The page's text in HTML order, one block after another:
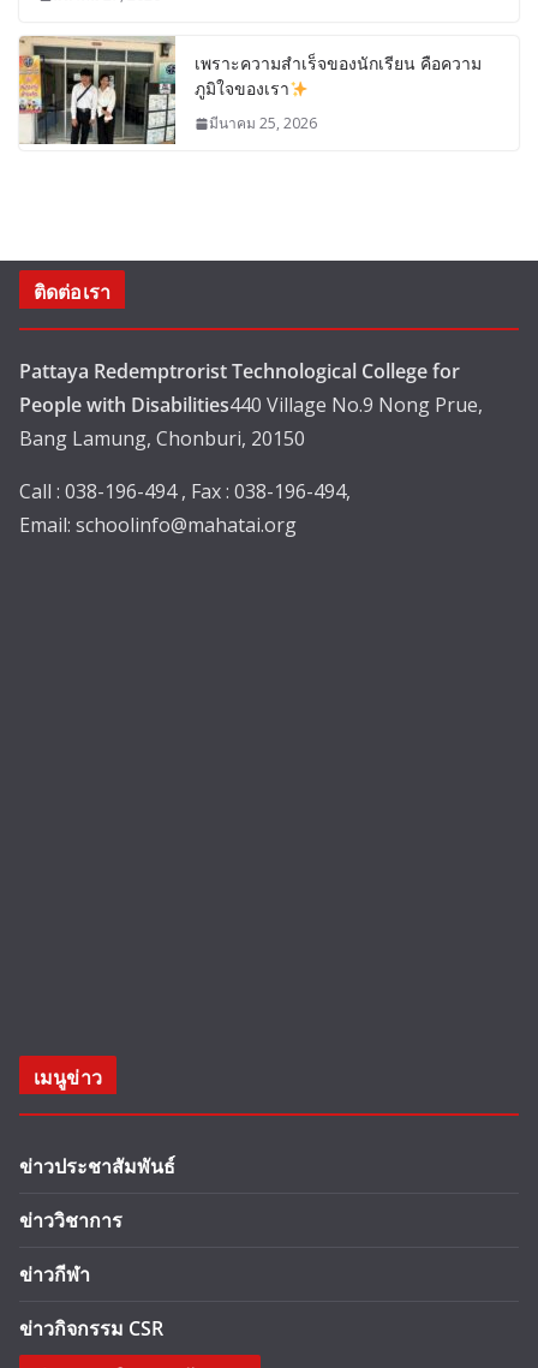
เพราะความสำเร็จของนักเรียน คือความ
ภูมิใจของเรา
มีนาคม 25, 2026
ติดต่อเรา
Pattaya Redemptrorist Technological College for
People with Disabilities440 Village No.9 Nong Prue,
Bang Lamung, Chonburi, 20150
Call : 038-196-494 , Fax : 038-196-494,
Email: schoolinfo@mahatai.org
เมนูข่าว
ข่าวประชาสัมพันธ์
ข่าววิชาการ
ข่าวกีฬา
ข่าวกิจกรรม CSR